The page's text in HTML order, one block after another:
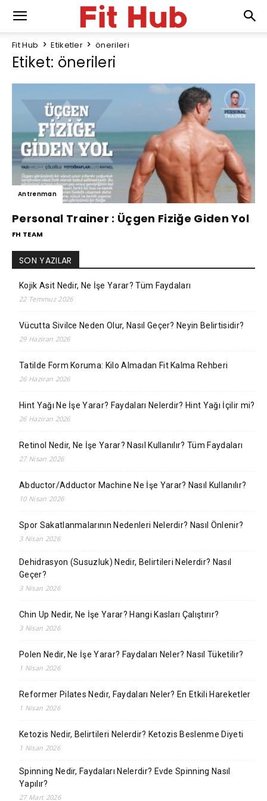
Fit Hub Etiketler önerileri
Etiket: önerileri
Antrenman
Personal Trainer : Üçgen Fiziğe Giden Yol
FH TEAM
SON YAZILAR
Kojik Asit Nedir, Ne İşe Yarar? Tüm Faydaları
22 Temmuz 2026
Vücutta Sivilce Neden Olur, Nasıl Geçer? Neyin Belirtisidir?
29 Haziran 2026
Tatilde Form Koruma: Kilo Almadan Fit Kalma Rehberi
26 Haziran 2026
Hint Yağı Ne İşe Yarar? Faydaları Nelerdir? Hint Yağı İçilir mi?
26 Haziran 2026
Retinol Nedir, Ne İşe Yarar? Nasıl Kullanılır? Tüm Faydaları
27 Nisan 2026
Abductor/Adductor Machine Ne İşe Yarar? Nasıl Kullanılır?
10 Nisan 2026
Spor Sakatlanmalarının Nedenleri Nelerdir? Nasıl Önlenir?
3 Nisan 2026
Dehidrasyon (Susuzluk) Nedir, Belirtileri Nelerdir? Nasıl
Geçer?
3 Nisan 2026
Chin Up Nedir, Ne İşe Yarar? Hangi Kasları Çalıştırır?
3 Nisan 2026
Polen Nedir, Ne İşe Yarar? Faydaları Neler? Nasıl Tüketilir?
1 Nisan 2026
Reformer Pilates Nedir, Faydaları Neler? En Etkili Hareketler
1 Nisan 2026
Ketozis Nedir, Belirtileri Nelerdir? Ketozis Beslenme Diyeti
1 Nisan 2026
Spinning Nedir, Faydaları Nelerdir? Evde Spinning Nasıl
Yapılır?
27 Mart 2026